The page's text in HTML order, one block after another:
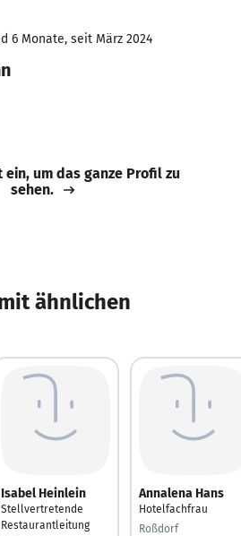
6 Monate, seit März 2024
ein, um das ganze Profil zu
sehen.
ähnlichen
Isabel Heinlein
Stellvertretende
Restaurantleitung
Annalena Hans
Hotelfachfrau
Roßdorf